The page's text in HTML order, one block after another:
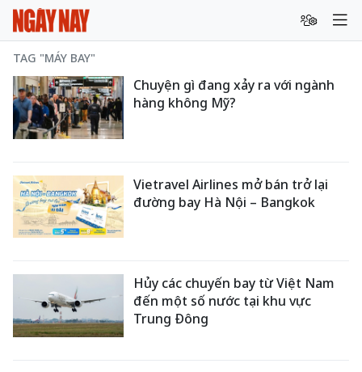
TAG "MÁY BAY"
Chuyện gì đang xảy ra với ngành
hàng không Mỹ?
Vietravel Airlines mở bán trở lại
đường bay Hà Nội – Bangkok
Hủy các chuyến bay từ Việt Nam
đến một số nước tại khu vực
Trung Đông